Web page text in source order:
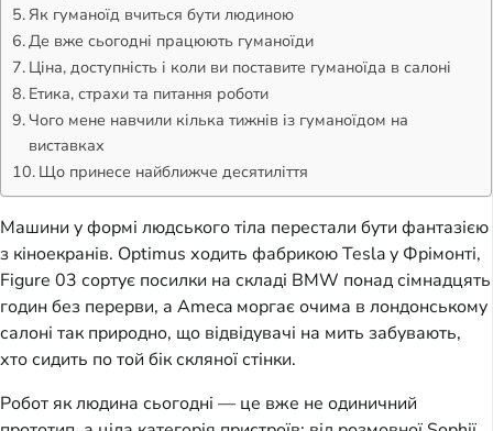
Як гуманоїд вчиться бути людиною
Де вже сьогодні працюють гуманоїди
Ціна, доступність і коли ви поставите гуманоїда в салоні
Етика, страхи та питання роботи
Чого мене навчили кілька тижнів із гуманоїдом на
виставках
Що принесе найближче десятиліття
Машини у формі людського тіла перестали бути фантазією
з кіноекранів. Optimus ходить фабрикою Tesla у Фрімонті,
Figure 03 сортує посилки на складі BMW понад сімнадцять
годин без перерви, а Ameca моргає очима в лондонському
салоні так природно, що відвідувачі на мить забувають,
хто сидить по той бік скляної стінки.
Робот як людина сьогодні — це вже не одиничний